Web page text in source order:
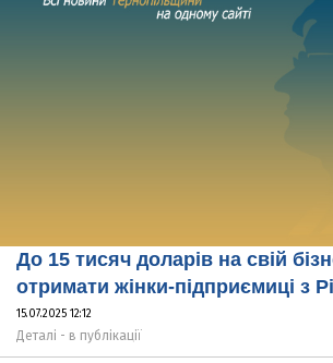
До 15 тисяч доларів на свій
отримати жінки-підприємиці з
15.07.2025 12:12
Деталі - в публікації